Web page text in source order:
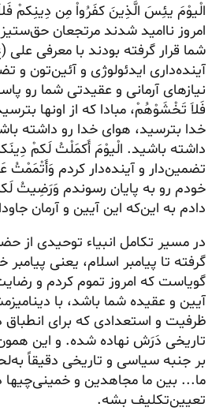
الْیوْمَ یئِسَ الَّذِینَ کفَرُواْ مِن دِینِکمْ
امروز نا‌امید شدند مرتجعان
شما قرار گرفته بودند با معرفی
آینده‌داری ایدئولوژی و آئین‌تون و
نیازهای آرمانی و عقیدتی شما رو
فَلاَ تَخْشَوْهُمْ، مبادا که از اونها
خدا بترسید، هوای خدا رو داشته
داشته باشید. الْیوْمَ أَکمَلْتُ لَکمْ
تضمین‌دار و آینده‌دار کردم
خودم رو به پایان رسوندم وَرَضِیتُ
دادم به این‌که این آیین و آرمان
در مسیر تکامل انبیاء توحیدی
گرفته تا پیامبر اسلام، یعنی پیامبر
گویاست که امروز تموم کردم و
آیین و عقیده شما باشد، با
ظرفیت و استعدادی که برای
تاریخی دَرَش نهاده شده. و این
بر جنبه سیاسی و تاریخی دقیقاً
ما... بین ما مجاهدین و خمینی‌چیها
تعیین‌تکلیف بشه‌.